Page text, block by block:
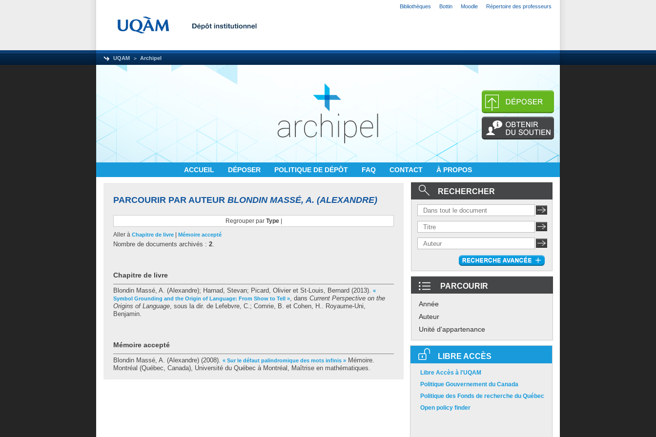
Bibliothèques Bottin Moodle Répertoire des professeurs
UQAM Archipel
ACCUEIL DÉPOSER POLITIQUE DE DÉPÔT FAQ CONTACT À PROPOS
PARCOURIR PAR AUTEUR BLONDIN MASSÉ, A. (ALEXANDRE)
Regrouper par Type|
Aller à Chapitre de livre Mémoire accepté
Nombre de documents archivés : 2.
Chapitre de livre
Blondin Massé, A. (Alexandre); Harnad, Stevan; Picard, Olivier et St-Louis, Bernard (2013). «
Symbol Grounding and the Origin of Language: From Show to Tell », dans Current Perspective on the
Origins of Language, sous la dir. de Lefebvre, C.; Comrie, B. et Cohen, H.. Royaume-Uni,
Benjamin.
Mémoire accepté
Blondin Massé, A. (Alexandre) (2008). « Sur le défaut palindromique des mots infinis » Mémoire.
Montréal (Québec, Canada), Université du Québec à Montréal, Maîtrise en mathématiques.
RECHERCHER
PARCOURIR
Année
Auteur
Unité d'appartenance
LIBRE ACCÈS
Libre Accès à l'UQAM
Politique Gouvernement du Canada
Politique des Fonds de recherche du Québec
Open policy finder